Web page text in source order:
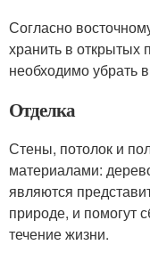
Согласно
хранить в открытых
необходимо убрать
Отделка
Стены, потолок и
материалами:
являются
природе, и помогут
течение жизни.